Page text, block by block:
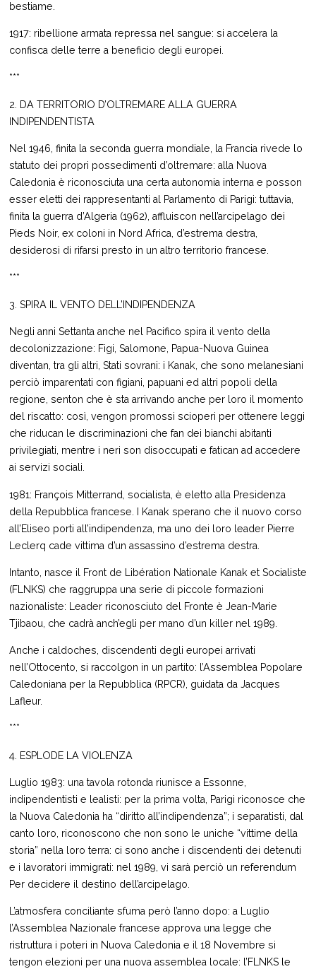
bestiame.
1917: ribellione armata repressa nel sangue: si accelera la
confisca delle terre a beneficio degli europei.
***
2. DA TERRITORIO D’OLTREMARE ALLA GUERRA
INDIPENDENTISTA
Nel 1946, finita la seconda guerra mondiale, la Francia rivede lo
statuto dei propri possedimenti d’oltremare: alla Nuova
Caledonia è riconosciuta una certa autonomia interna e posson
esser eletti dei rappresentanti al Parlamento di Parigi: tuttavia,
finita la guerra d’Algeria (1962), affluiscon nell’arcipelago dei
Pieds Noir, ex coloni in Nord Africa, d’estrema destra,
desiderosi di rifarsi presto in un altro territorio francese.
***
3. SPIRA IL VENTO DELL’INDIPENDENZA
Negli anni Settanta anche nel Pacifico spira il vento della
decolonizzazione: Figi, Salomone, Papua-Nuova Guinea
diventan, tra gli altri, Stati sovrani: i Kanak, che sono melanesiani
perciò imparentati con figiani, papuani ed altri popoli della
regione, senton che è sta arrivando anche per loro il momento
del riscatto: così, vengon promossi scioperi per ottenere leggi
che riducan le discriminazioni che fan dei bianchi abitanti
privilegiati, mentre i neri son disoccupati e fatican ad accedere
ai servizi sociali.
1981: François Mitterrand, socialista, è eletto alla Presidenza
della Repubblica francese. I Kanak sperano che il nuovo corso
all’Eliseo porti all’indipendenza, ma uno dei loro leader Pierre
Leclerq cade vittima d’un assassino d’estrema destra.
Intanto, nasce il Front de Libération Nationale Kanak et Socialiste
(FLNKS) che raggruppa una serie di piccole formazioni
nazionaliste: Leader riconosciuto del Fronte è Jean-Marie
Tjibaou, che cadrà anch’egli per mano d’un killer nel 1989.
Anche i caldoches, discendenti degli europei arrivati
nell’Ottocento, si raccolgon in un partito: l’Assemblea Popolare
Caledoniana per la Repubblica (RPCR), guidata da Jacques
Lafleur.
***
4. ESPLODE LA VIOLENZA
Luglio 1983: una tavola rotonda riunisce a Essonne,
indipendentisti e lealisti: per la prima volta, Parigi riconosce che
la Nuova Caledonia ha “diritto all’indipendenza”; i separatisti, dal
canto loro, riconoscono che non sono le uniche “vittime della
storia” nella loro terra: ci sono anche i discendenti dei detenuti
e i lavoratori immigrati: nel 1989, vi sarà perciò un referendum
Per decidere il destino dell’arcipelago.
L’atmosfera conciliante sfuma però l’anno dopo: a Luglio
l’Assemblea Nazionale francese approva una legge che
ristruttura i poteri in Nuova Caledonia e il 18 Novembre si
tengon elezioni per una nuova assemblea locale: l’FLNKS le